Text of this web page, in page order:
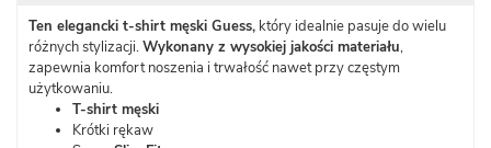
Ten elegancki t-shirt męski Guess, który idealnie pasuje do wielu
różnych stylizacji.Wykonany z wysokiej jakości materiału,
zapewnia komfort noszenia i trwałość nawet przy częstym
użytkowaniu.
T-shirt męski
Krótki rękaw